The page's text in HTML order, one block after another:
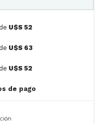
U$S 52
U$S 63
U$S 52
los medios de pago